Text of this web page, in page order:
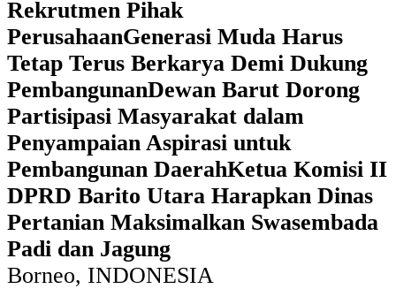
Rekrutmen Pihak
PerusahaanGenerasi Muda Harus
Tetap Terus Berkarya Demi Dukung
PembangunanDewan Barut Dorong
Partisipasi Masyarakat dalam
Penyampaian Aspirasi untuk
Pembangunan DaerahKetua Komisi II
DPRD Barito Utara Harapkan Dinas
Pertanian Maksimalkan Swasembada
Padi dan Jagung
Borneo, INDONESIA